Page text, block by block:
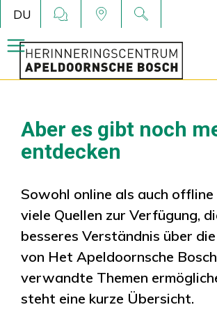
DU
Aber es gibt noch
entdecken
Sowohl online als auch offline
viele Quellen zur Verfügung,
besseres Verständnis über
von Het Apeldoornsche
verwandte Themen
steht eine kurze Übersicht.